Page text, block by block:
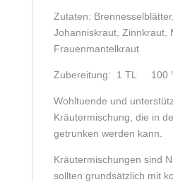
Zutaten:
Johanniskraut, Zinnkraut,
Frauenmantelkraut
Zubereitung: 1 TL 100
Wohltuende und
Kräutermischung, die in
getrunken werden kann.
Kräutermischungen sind
sollten grundsätzlich mit